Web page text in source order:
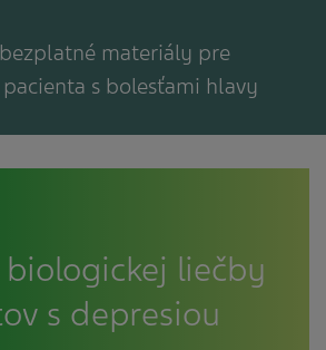
materiály pre
s bolesťami hlavy
liečby
s depresiou